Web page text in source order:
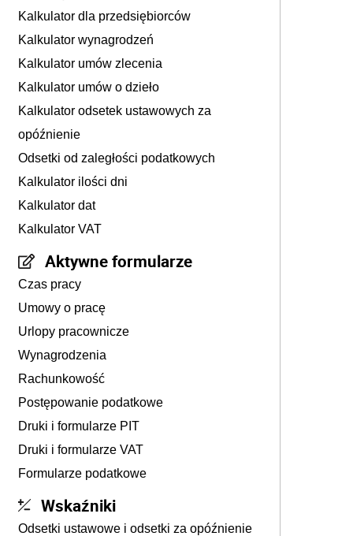
Kalkulator dla przedsiębiorców
Kalkulator wynagrodzeń
Kalkulator umów zlecenia
Kalkulator umów o dzieło
Kalkulator odsetek ustawowych za
opóźnienie
Odsetki od zaległości podatkowych
Kalkulator ilości dni
Kalkulator dat
Kalkulator VAT
Aktywne formularze
Czas pracy
Umowy o pracę
Urlopy pracownicze
Wynagrodzenia
Rachunkowość
Postępowanie podatkowe
Druki i formularze PIT
Druki i formularze VAT
Formularze podatkowe
Wskaźniki
Odsetki ustawowe i odsetki za opóźnienie